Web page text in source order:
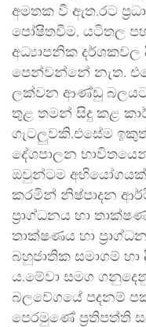
අමතක වී ඇත.රට
පෝෂිතවීම, යටිතල
අධ්‍යාපනික
පෙන්වන්නේ නැත.
ලක්වන ආණ්ඩු බලයට
තුළ තමන් සිදු කළ
ගැටලුවකි.එසේම
දේශපාලන
ඔවුන්ටම
කරමින් නිෂ්පාදන
ප්‍රාග්ධනය හා
තාක්ෂණය හා
බහුජාතික සමාගම්
ය.මේවා සමග
බලවේගයේ පදනම්
පෙරමුණේ ප්‍රතිපත්ති